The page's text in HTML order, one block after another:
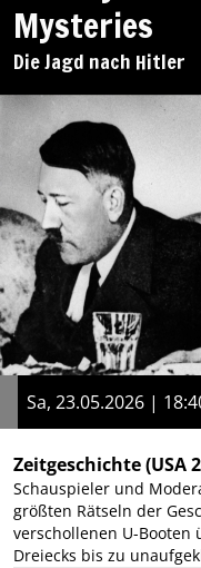
Mysteries
Die Jagd nach Hitler
Sa, 23.05.2026 |
Zeitgeschichte(USA
Schauspieler und
größten Rätseln der
verschollenen U-Booten
Dreiecks bis zu